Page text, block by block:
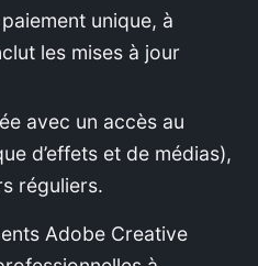
unique, à
les mises à jour
avec un accès au
d’effets et de médias),
réguliers.
Adobe Creative